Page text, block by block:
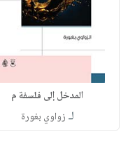
المدخل إلى فلسفة م
لـ زواوي بغورة